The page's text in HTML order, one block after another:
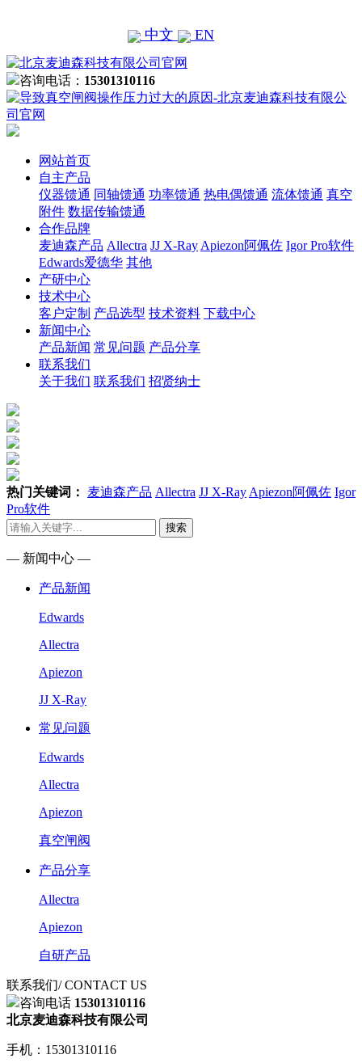
中文 EN
咨询电话： 15301310116
网站首页
自主产品
仪器馈通 同轴馈通 功率馈通 热电偶馈通 流体馈通 真空
附件 数据传输馈通
合作品牌
麦迪森产品 Allectra JJ X-Ray Apiezon阿佩佐 Igor Pro软件
Edwards爱德华 其他
产研中心
技术中心
客户定制 产品选型 技术资料 下载中心
新闻中心
产品新闻 常见问题 产品分享
联系我们
关于我们 联系我们 招贤纳士
热门关键词： 麦迪森产品 Allectra JJ X-Ray Apiezon阿佩佐 Igor
Pro软件
搜索
— 新闻中心 —
产品新闻
Edwards
Allectra
Apiezon
JJ X-Ray
常见问题
Edwards
Allectra
Apiezon
真空闸阀
产品分享
Allectra
Apiezon
自研产品
联系我们/ CONTACT US
咨询电话 15301310116
北京麦迪森科技有限公司
手机：15301310116